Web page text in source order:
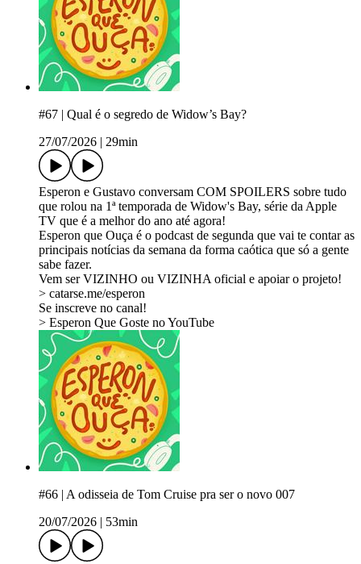
#67 | Qual é o segredo de Widow’s Bay?
27/07/2026
29min
⁠Esperon⁠⁠⁠⁠⁠⁠⁠⁠⁠⁠⁠⁠⁠⁠⁠⁠⁠⁠⁠⁠⁠⁠⁠⁠⁠⁠⁠⁠⁠⁠⁠⁠⁠⁠⁠⁠⁠⁠⁠⁠⁠⁠⁠⁠⁠⁠⁠⁠⁠⁠⁠⁠⁠⁠⁠⁠⁠⁠⁠⁠⁠⁠⁠⁠ e ⁠⁠⁠⁠⁠⁠⁠⁠⁠⁠⁠⁠⁠⁠⁠⁠⁠⁠⁠⁠⁠⁠⁠⁠⁠⁠⁠⁠⁠⁠⁠⁠⁠⁠⁠⁠⁠⁠⁠⁠⁠⁠⁠⁠⁠⁠⁠⁠⁠⁠⁠⁠⁠⁠⁠⁠⁠⁠⁠⁠⁠⁠⁠Gustavo⁠⁠⁠⁠⁠⁠⁠⁠⁠⁠⁠⁠⁠⁠⁠ conversam COM SPOILERS sobre tudo
que rolou na 1ª temporada de Widow's Bay, série da Apple
TV que é a melhor do ano até agora!
Esperon que Ouça é o podcast de segunda que vai te contar as
principais notícias da semana da forma caótica que só a gente
sabe fazer⁠⁠⁠⁠⁠⁠⁠⁠⁠⁠⁠⁠⁠⁠⁠⁠⁠⁠⁠⁠⁠⁠⁠⁠⁠⁠⁠⁠⁠⁠⁠⁠⁠⁠⁠⁠⁠⁠⁠⁠⁠⁠⁠⁠⁠⁠⁠⁠⁠⁠⁠⁠⁠⁠⁠⁠⁠⁠⁠⁠⁠⁠⁠⁠⁠⁠⁠⁠⁠⁠⁠⁠⁠⁠⁠⁠⁠⁠⁠⁠⁠⁠⁠⁠⁠⁠⁠⁠⁠⁠⁠⁠⁠⁠⁠⁠⁠⁠⁠⁠⁠⁠⁠⁠⁠⁠⁠⁠⁠⁠⁠⁠⁠⁠⁠⁠⁠⁠⁠⁠⁠⁠⁠⁠⁠⁠⁠⁠.
Vem ser VIZINHO ou VIZINHA oficial e apoiar o projeto!
> ⁠⁠⁠⁠⁠⁠⁠⁠⁠⁠⁠⁠⁠⁠⁠⁠⁠⁠⁠⁠⁠⁠⁠⁠⁠⁠⁠⁠⁠⁠⁠⁠⁠⁠⁠⁠⁠⁠⁠⁠⁠⁠⁠⁠⁠⁠⁠⁠⁠⁠⁠⁠⁠⁠⁠⁠⁠⁠⁠⁠⁠⁠⁠⁠catarse.me/esperon⁠⁠⁠⁠⁠⁠⁠⁠⁠⁠⁠⁠⁠⁠⁠⁠⁠⁠⁠⁠⁠⁠⁠⁠⁠⁠⁠⁠⁠⁠⁠⁠⁠⁠⁠⁠⁠⁠⁠⁠⁠⁠⁠⁠⁠⁠⁠⁠⁠⁠⁠⁠⁠⁠⁠⁠⁠⁠⁠⁠⁠⁠⁠
Se inscreve no canal!
> ⁠⁠⁠⁠⁠⁠⁠⁠⁠⁠⁠⁠⁠⁠⁠⁠⁠⁠⁠⁠⁠⁠⁠⁠⁠⁠⁠⁠⁠⁠⁠⁠⁠⁠⁠⁠⁠⁠⁠⁠⁠⁠⁠⁠⁠⁠⁠⁠⁠⁠⁠⁠Esperon Que Goste no YouTube⁠⁠⁠⁠⁠⁠⁠⁠⁠⁠⁠⁠⁠⁠⁠⁠⁠⁠⁠⁠⁠⁠⁠⁠⁠⁠⁠⁠⁠⁠⁠⁠⁠⁠⁠⁠⁠⁠⁠⁠⁠⁠⁠⁠⁠⁠⁠⁠⁠⁠⁠⁠
#66 | A odisseia de Tom Cruise pra ser o novo 007
20/07/2026
53min